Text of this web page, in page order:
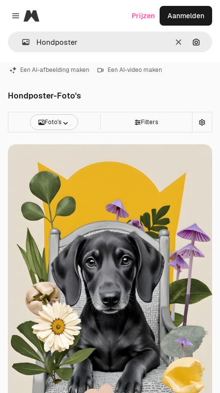
Close menu
Magnific
Wissen
Prijzen Aanmelden
Een AI-afbeelding maken Een AI-video maken
Hondposter-Foto's
Foto's Filters